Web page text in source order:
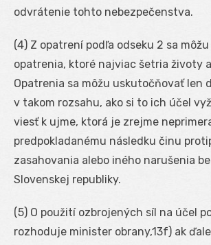
odvrátenie tohto nebezpečenstva.
(4) Z opatrení podľa odseku 2 sa
opatrenia, ktoré najviac šetria životy
Opatrenia sa môžu uskutočňovať len
v takom rozsahu, ako si to ich účel
viesť k ujme, ktorá je zrejme
predpokladanému následku činu
zasahovania alebo iného narušenia
Slovenskej republiky.
(5) O použití ozbrojených síl na účel
rozhoduje minister obrany,13f) ak